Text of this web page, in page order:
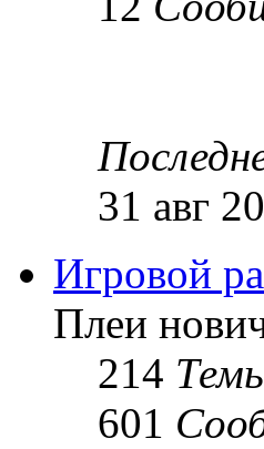
31 авг
Игровой
Плеи
214
601